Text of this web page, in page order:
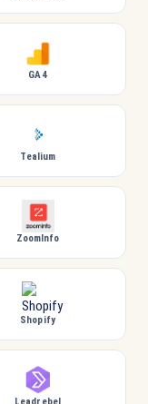
GA4
Tealium
ZoomInfo
Shopify
Leadrebel